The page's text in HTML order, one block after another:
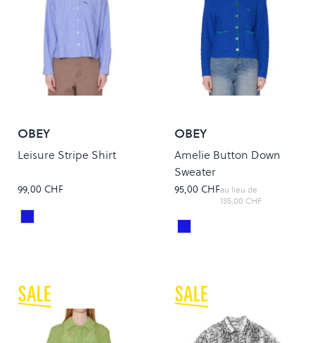
OBEY
Leisure Stripe Shirt
99,00 CHF
Colour
BLUE MULTI
OBEY
Amelie Button Down
Sweater
95,00 CHFau lieu de
135,00 CHF
Colour
Blue